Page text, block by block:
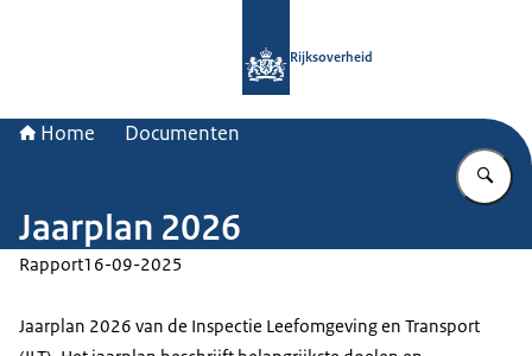
Rijksoverheid
Home Documenten
Jaarplan 2026
Rapport16-09-2025
Jaarplan 2026 van de Inspectie Leefomgeving en Transport